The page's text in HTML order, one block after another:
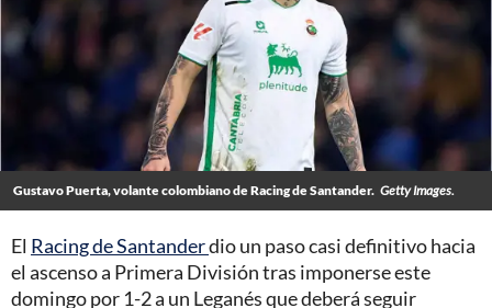
Gustavo Puerta, volante colombiano de Racing de Santander. Getty Images.
El Racing de Santanderdio un paso casi definitivo hacia
el ascenso a Primera División tras imponerse este
domingo por 1-2 a un Leganés que deberá seguir